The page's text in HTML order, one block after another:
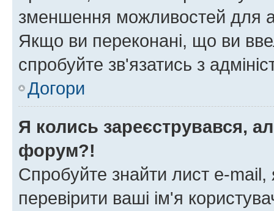
зменшення можливостей для
Якщо ви переконані, що ви
спробуйте зв'язатись з
Догори
Я колись зареєструвався,
форум?!
Спробуйте знайти лист e-mail,
перевірити ваші ім'я